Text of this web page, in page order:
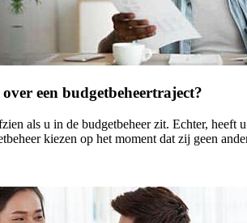
een budgetbeheertraject?
als u in de budgetbeheer zit. Echter,
kiezen op het moment dat zij geen